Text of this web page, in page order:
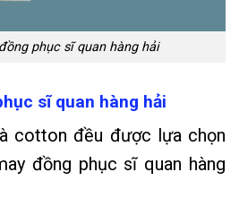
phục sĩ quan hàng hải
sĩ quan hàng hải
cotton đều được lựa chọn
đồng phục sĩ quan hàng